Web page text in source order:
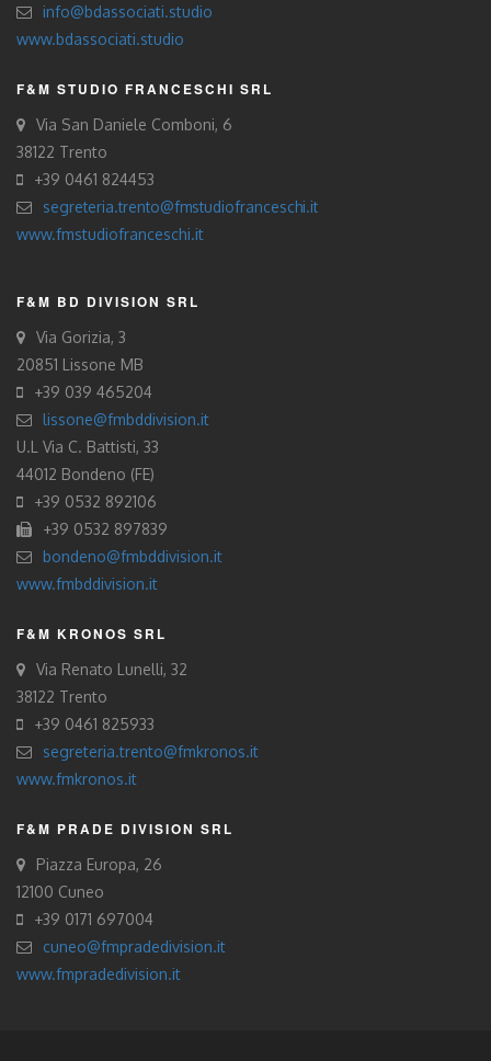
info@bdassociati.studio
www.bdassociati.studio
F&M STUDIO FRANCESCHI SRL
Via San Daniele Comboni, 6
38122 Trento
+39 0461 824453
segreteria.trento@fmstudiofranceschi.it
www.fmstudiofranceschi.it
F&M BD DIVISION SRL
Via Gorizia, 3
20851 Lissone MB
+39 039 465204
lissone@fmbddivision.it
U.L Via C. Battisti, 33
44012 Bondeno (FE)
+39 0532 892106
+39 0532 897839
bondeno@fmbddivision.it
www.fmbddivision.it
F&M KRONOS SRL
Via Renato Lunelli, 32
38122 Trento
+39 0461 825933
segreteria.trento@fmkronos.it
www.fmkronos.it
F&M PRADE DIVISION SRL
Piazza Europa, 26
12100 Cuneo
+39 0171 697004
cuneo@fmpradedivision.it
www.fmpradedivision.it